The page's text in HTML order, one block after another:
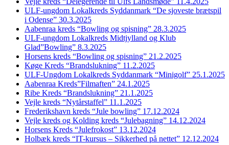
ULF-ungdom Lokalkreds Syddanmark “De sjoveste brætspil
i Odense” 30.3.2025
Aabenraa kreds “Bowling og spisning” 28.3.2025
ULF-ungdom Lokalkreds Midtjylland og Klub
Glad”Bowling” 8.3.2025
Horsens kreds “Bowling og spisning” 21.2.2025
Køge Kreds “Brandslukning” 11.2.2025
ULF-Ungdom Lokalkreds Syddanmark “Minigolf” 25.1.2025
Aabenraa Kreds”Filmaften” 24.1.2025
Ribe Kreds “Brandslukning” 21.1.2025
Vejle kreds “Nytårstaffel” 11.1.2025
Frederikshavn kreds “Jule bowling” 17.12.2024
Vejle kreds og Kolding kreds “Julebagning” 14.12.2024
Horsens Kreds “Julefrokost” 13.12.2024
Holbæk kreds “IT-kursus – Sikkerhed på nettet” 12.12.2024